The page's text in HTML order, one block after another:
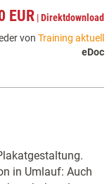
EUR |Direktdownload
von Training aktuell
eDoc
in Umlauf: Auch